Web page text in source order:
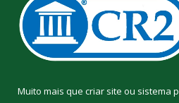
Muito mais que criar site ou sistema